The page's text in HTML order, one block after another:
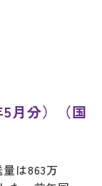
月分）（国
は863万